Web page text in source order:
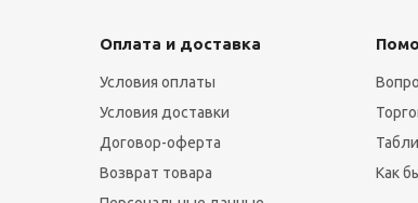
Оплата и доставка
Условия оплаты
Условия доставки
Договор-оферта
Возврат товара
Как